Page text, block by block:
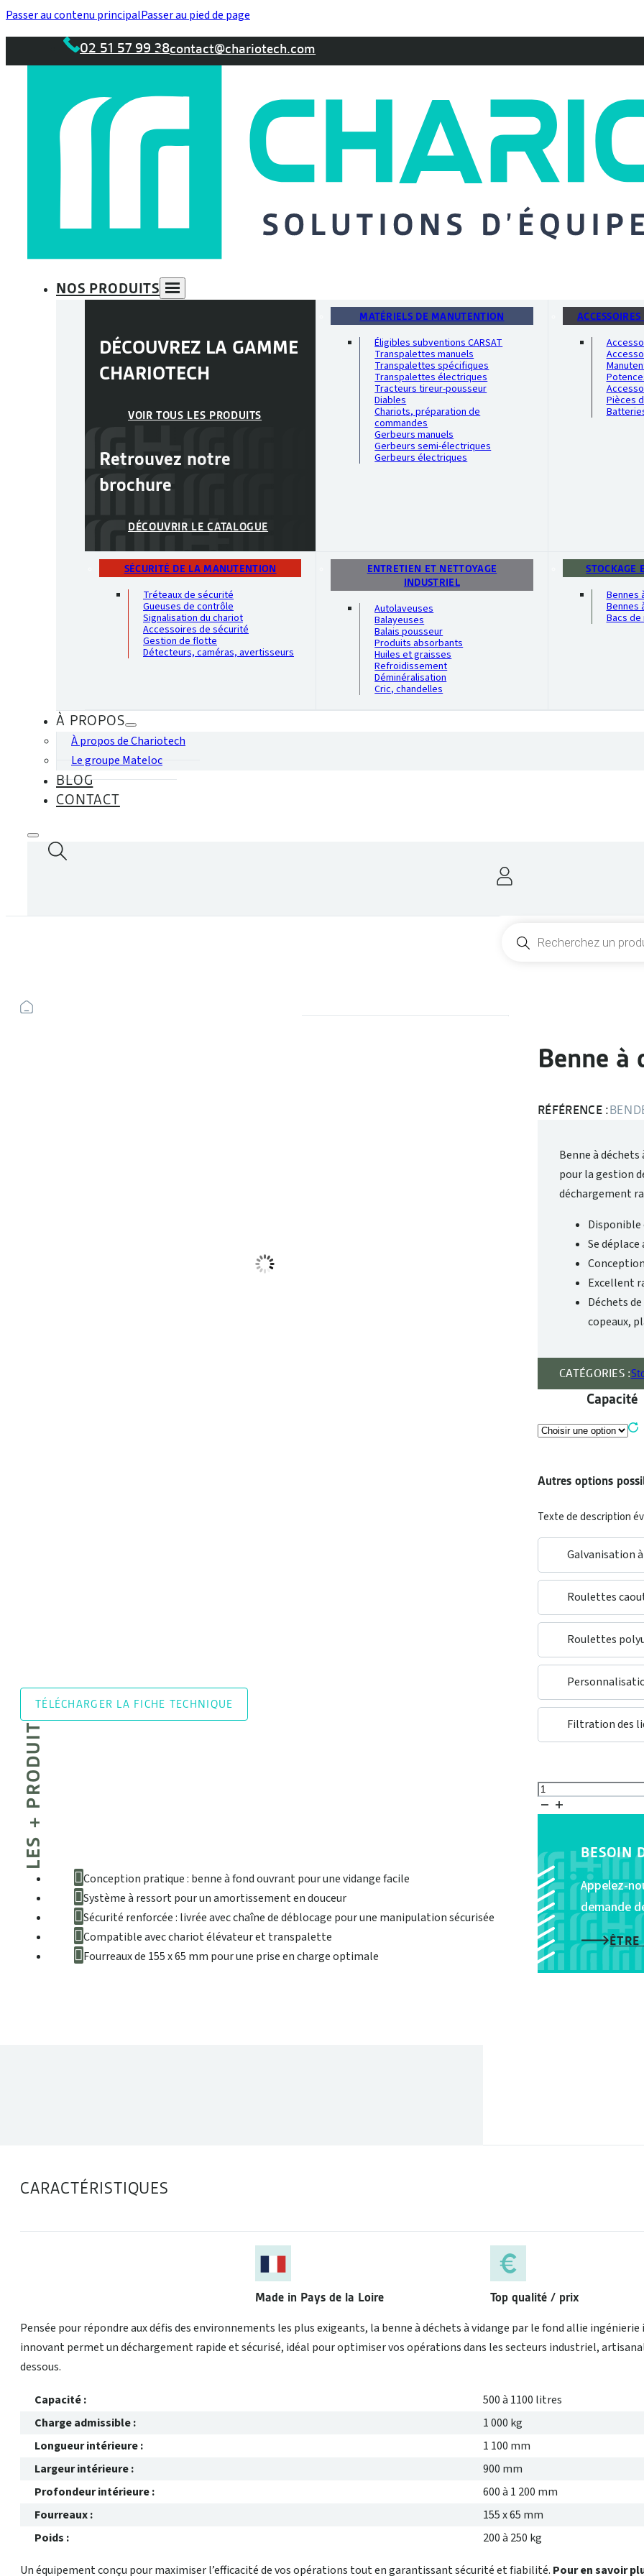
Passer au contenu principalPasser au pied de page
02 51 57 99 38contact@chariotech.com
NOS PRODUITS
DÉCOUVREZ LA GAMME
CHARIOTECH
VOIR TOUS LES PRODUITS
Retrouvez notre
brochure
DÉCOUVRIR LE CATALOGUE
MATÉRIELS DE MANUTENTION
Éligibles subventions CARSAT
Transpalettes manuels
Transpalettes spécifiques
Transpalettes électriques
Tracteurs tireur-pousseur
Diables
Chariots, préparation de
commandes
Gerbeurs manuels
Gerbeurs semi-électriques
Gerbeurs électriques
Pièces
SÉCURITÉ DE LA MANUTENTION
Tréteaux de sécurité
Gueuses de contrôle
Signalisation du chariot
Accessoires de sécurité
Gestion de flotte
Détecteurs, caméras, avertisseurs
ENTRETIEN ET NETTOYAGE
INDUSTRIEL
Autolaveuses
Balayeuses
Balais pousseur
Produits absorbants
Huiles et graisses
Refroidissement
Déminéralisation
Cric, chandelles
STOCKAGE
Bennes
Bennes
Bacs
À PROPOS
À propos de Chariotech
Le groupe Mateloc
BLOG
CONTACT
produits
Benne à
RÉFÉRENCE :
Benne à
pour la gestion
déchargement
Disponible
Se
Excellent
Déchets
copeaux,
CATÉGORIES :
Capacité
Autres options
Texte de description
Galvanisation à
Roulettes
Roulettes
Filtration des
quantité
de
déchets
vidange
par
le
fond
BESOIN
Appelez-
demande
TÉLÉCHARGER LA FICHE TECHNIQUE
LES + PRODUIT
Conception pratique : benne à fond ouvrant pour une vidange facile
Système à ressort pour un amortissement en douceur
Sécurité renforcée : livrée avec chaîne de déblocage pour une manipulation sécurisée
Compatible avec chariot élévateur et transpalette
Fourreaux de 155 x 65 mm pour une prise en charge optimale
CARACTÉRISTIQUES
Made in Pays de la Loire Top qualité / prix
Pensée pour répondre aux défis des environnements les plus exigeants, la benne à déchets à vidange par le fond allie
innovant permet un déchargement rapide et sécurisé, idéal pour optimiser vos opérations dans les secteurs industriel,
dessous.
Capacité :
500 à 1100 litres
Charge admissible :
1 000 kg
Longueur intérieure :
1 100 mm
Largeur intérieure :
900 mm
Profondeur intérieure :
600 à 1 200 mm
Fourreaux :
155 x 65 mm
Poids :
200 à 250 kg
Un équipement conçu pour maximiser l’efficacité de vos opérations tout en garantissant sécurité et fiabilité. Pour en savoir